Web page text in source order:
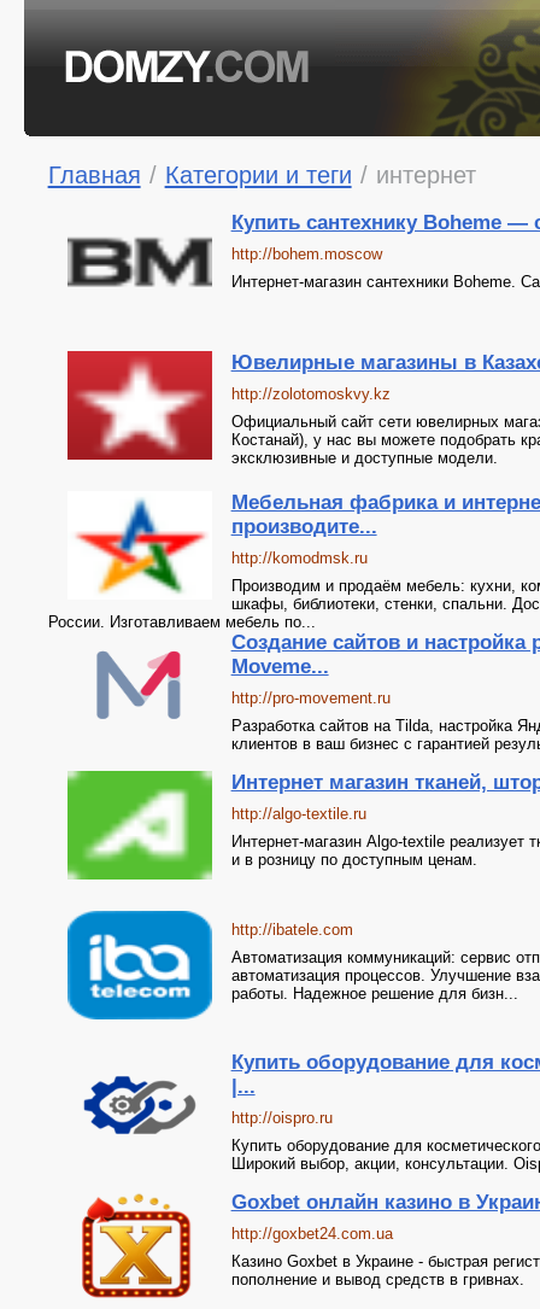
Главная / Категории и теги / интернет
Купить сантехнику Boheme —
http://bohem.moscow
Интернет-магазин сантехники Boheme.
Ювелирные магазины в
http://zolotomoskvy.kz
Официальный сайт сети ювелирных
Костанай), у нас вы можете подобрать
эксклюзивные и доступные модели.
Мебельная фабрика и
производите...
http://komodmsk.ru
Производим и продаём мебель: кухни,
шкафы, библиотеки, стенки, спальни.
России. Изготавливаем мебель по...
Создание сайтов и
Moveme...
http://pro-movement.ru
Разработка сайтов на Tilda, настройка
клиентов в ваш бизнес с гарантией
Интернет магазин тканей,
http://algo-textile.ru
Интернет-магазин Algo-textile
и в розницу по доступным ценам.
http://ibatele.com
Автоматизация коммуникаций: сервис
автоматизация процессов. Улучшение
работы. Надежное решение для бизн...
Купить оборудование для
|...
http://oispro.ru
Купить оборудование для
Широкий выбор, акции, консультации.
Goxbet онлайн казино в
http://goxbet24.com.ua
Казино Goxbet в Украине - быстрая
пополнение и вывод средств в гривнах.